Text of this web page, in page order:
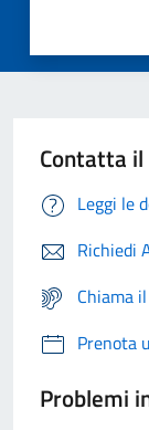
Contatta
Leggi le
Richiedi
Chiama
Prenota
Problemi